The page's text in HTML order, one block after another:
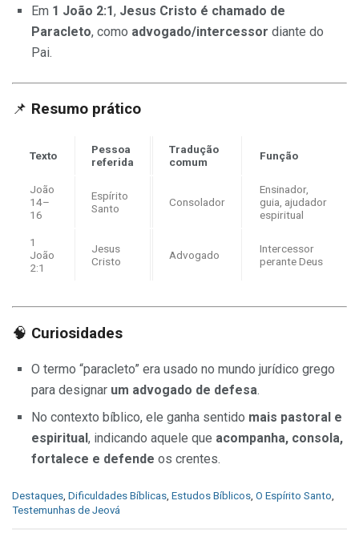
Em 1 João 2:1, Jesus Cristo é chamado de
Paracleto, como advogado/intercessor diante do
Pai.
📌 Resumo prático
Texto
Pessoa
referida
Tradução
comum
Função
João
14–
16
Espírito
Santo
Consolador
Ensinador,
guia, ajudador
espiritual
1
João
2:1
Jesus
Cristo
Advogado
Intercessor
perante Deus
🧠 Curiosidades
O termo “paracleto” era usado no mundo jurídico grego
para designar um advogado de defesa.
No contexto bíblico, ele ganha sentido mais pastoral e
espiritual, indicando aquele que acompanha, consola,
fortalece e defende os crentes.
C
a
Destaques Dificuldades Bíblicas Estudos Bíblicos O Espírito Santo
Testemunhas de Jeová